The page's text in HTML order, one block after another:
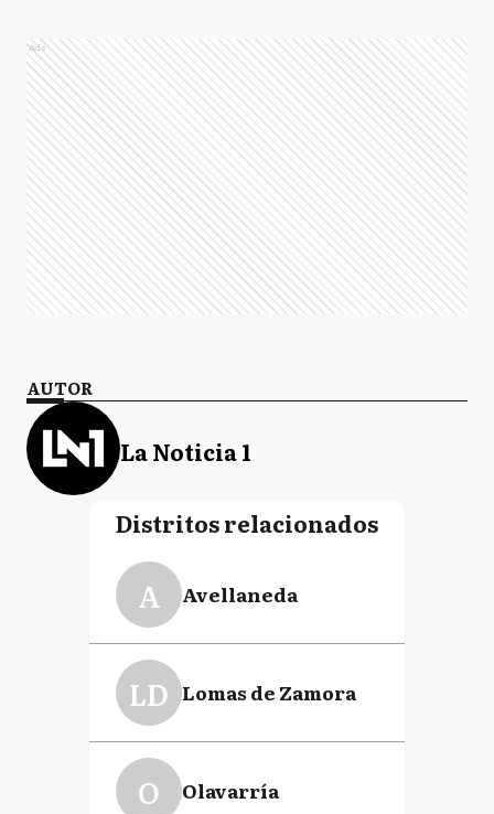
Ads
AUTOR
La Noticia 1
Distritos relacionados
A Avellaneda
LD Lomas de Zamora
O Olavarría